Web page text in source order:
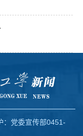
党委宣传部0451-